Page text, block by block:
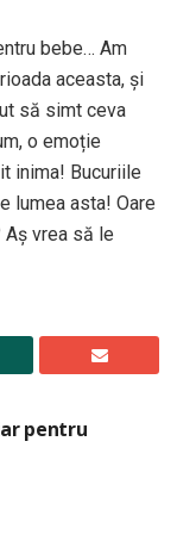
bebe… Am
aceasta, și
să simt ceva
o emoție
inima! Bucuriile
lumea asta! Oare
vrea să le
pentru